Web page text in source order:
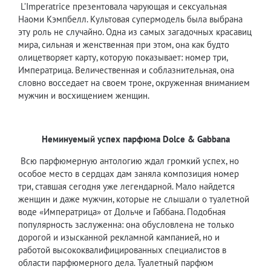
L’Imperatrice презентовала чарующая и сексуальная
Наоми Кэмпбелл. Культовая супермодель была выбрана
эту роль не случайно. Одна из самых загадочных красавиц
мира, сильная и женственная при этом, она как будто
олицетворяет карту, которую показывает: номер три,
Императрица. Величественная и соблазнительная, она
словно восседает на своем троне, окруженная вниманием
мужчин и восхищением женщин.
Неминуемый успех парфюма Dolce & Gabbana
Всю парфюмерную антологию ждал громкий успех, но
особое место в сердцах дам заняла композиция номер
три, ставшая сегодня уже легендарной. Мало найдется
женщин и даже мужчин, которые не слышали о туалетной
воде «Императрица» от Дольче и Габбана. Подобная
популярность заслуженна: она обусловлена не только
дорогой и изысканной рекламной кампанией, но и
работой высококвалифицированных специалистов в
области парфюмерного дела. Туалетный парфюм